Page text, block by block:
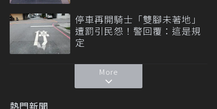
停車再開騎士「雙腳未著地」
遭罰引民怨！警回覆：這是規
定
More
熱門新聞